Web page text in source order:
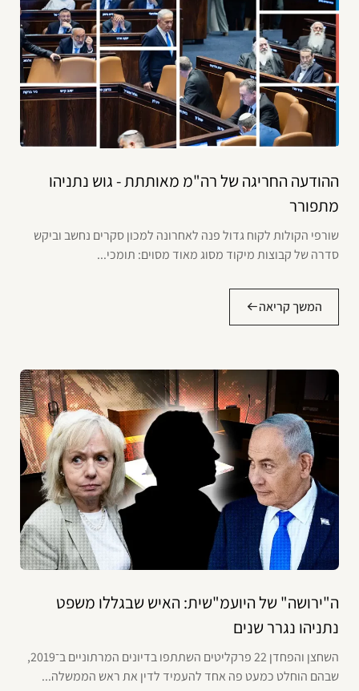
ההודעה החריגה של רה"מ מאותתת - גוש נתניהו
מתפורר
שורפי הקולות לקוח גדול פנה לאחרונה למכון סקרים נחשב וביקש
סדרה של קבוצות מיקוד מסוג מאוד מסוים: תומכי...
המשך קריאה
ה"ירושה" של היועמ"שית: האיש שבגללו משפט
נתניהו נגרר שנים
השחצן והפחדן 22 פרקליטים השתתפו בדיונים המרתוניים ב־2019,
שבהם הוחלט כמעט פה אחד להעמיד לדין את ראש הממשלה...